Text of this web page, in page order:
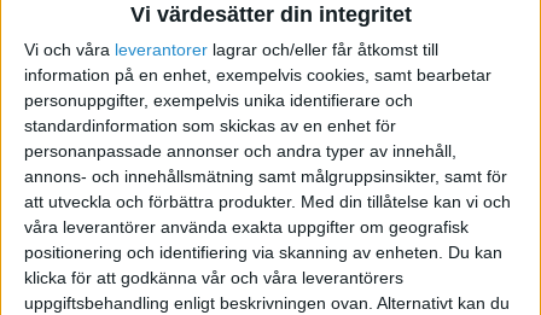
Vi värdesätter din integritet
Vi och våra leverantorer lagrar och/eller får åtkomst till
information på en enhet, exempelvis cookies, samt bearbetar
personuppgifter, exempelvis unika identifierare och
standardinformation som skickas av en enhet för
personanpassade annonser och andra typer av innehåll,
annons- och innehållsmätning samt målgruppsinsikter, samt för
att utveckla och förbättra produkter. Med din tillåtelse kan vi och
våra leverantörer använda exakta uppgifter om geografisk
positionering och identifiering via skanning av enheten. Du kan
klicka för att godkänna vår och våra leverantörers
uppgiftsbehandling enligt beskrivningen ovan. Alternativt kan du
oftare från det som en gång varit. Då det förflutna görs
mer levande förstår vi också bättre varifrån vi kommit.
Så varför skulle då inte historia kunna läggas till grund
för nya affärsidéer?
På vägen till nuet har emellertidmycket gått
förlorat av traditionella svenska hantverk. En gång i
tiden var trä den vanligaste råvaran, som användes för
att tillverka redskap, byggmaterial o a. Men från 1960-
talet försvann mycket av denna hantverkskicklighet när